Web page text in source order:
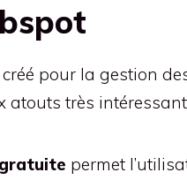
pour la gestion
très
permet